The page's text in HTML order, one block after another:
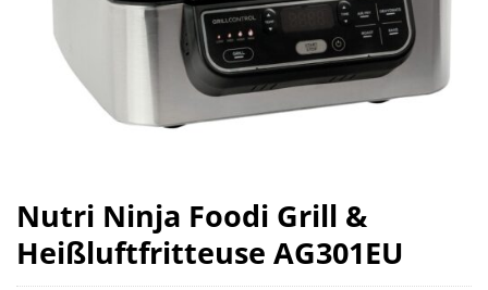
Nutri Ninja Foodi Grill &
Heißluftfritteuse AG301EU